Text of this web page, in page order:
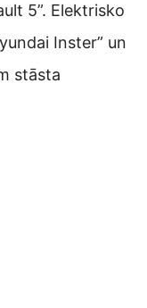
5”. Elektrisko
Inster” un
stāsta